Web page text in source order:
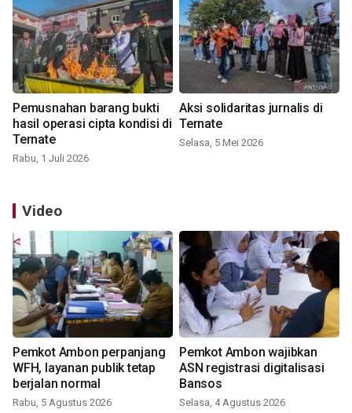
Pemusnahan barang bukti
hasil operasi cipta kondisi di
Ternate
Rabu, 1 Juli 2026
Aksi solidaritas jurnalis di
Ternate
Selasa, 5 Mei 2026
Video
Pemkot Ambon perpanjang
WFH, layanan publik tetap
berjalan normal
Rabu, 5 Agustus 2026
Pemkot Ambon wajibkan
ASN registrasi digitalisasi
Bansos
Selasa, 4 Agustus 2026